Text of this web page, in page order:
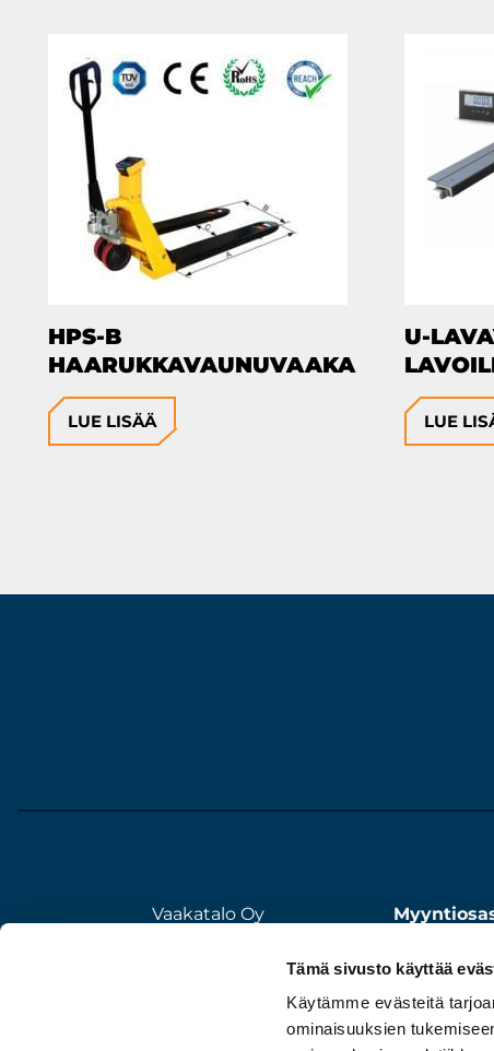
Tämä sivusto käyttää
Käytämme evästeitä
ominaisuuksien
HPS-B
HAARUKKAVAUNUVAAKA
LUE LISÄÄ
U-
LUE
Vaakatalo Oy
33580 TAMPERE
info@vaakatalo.com
020 7351 503